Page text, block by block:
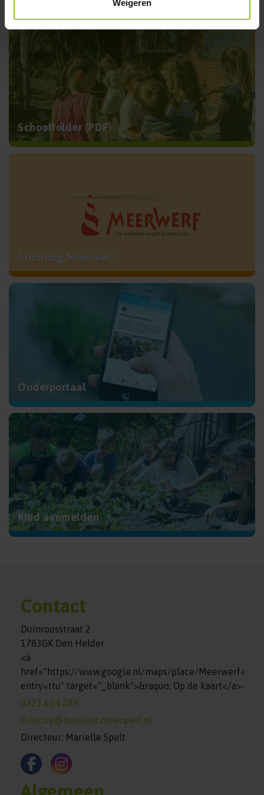
Weigeren
Schoolfolder (PDF)
Stichting Meerwerf
Ouderportaal
Kind aanmelden
Contact
Duinroosstraat 2
1783GK Den Helder
<a
href="https://www.google.nl/maps/place/
entry=ttu" target="_blank">&raquo; Op de kaart</
0223 614 289
directie@tuselant.meerwerf.nl
Directeur: Marielle Spelt